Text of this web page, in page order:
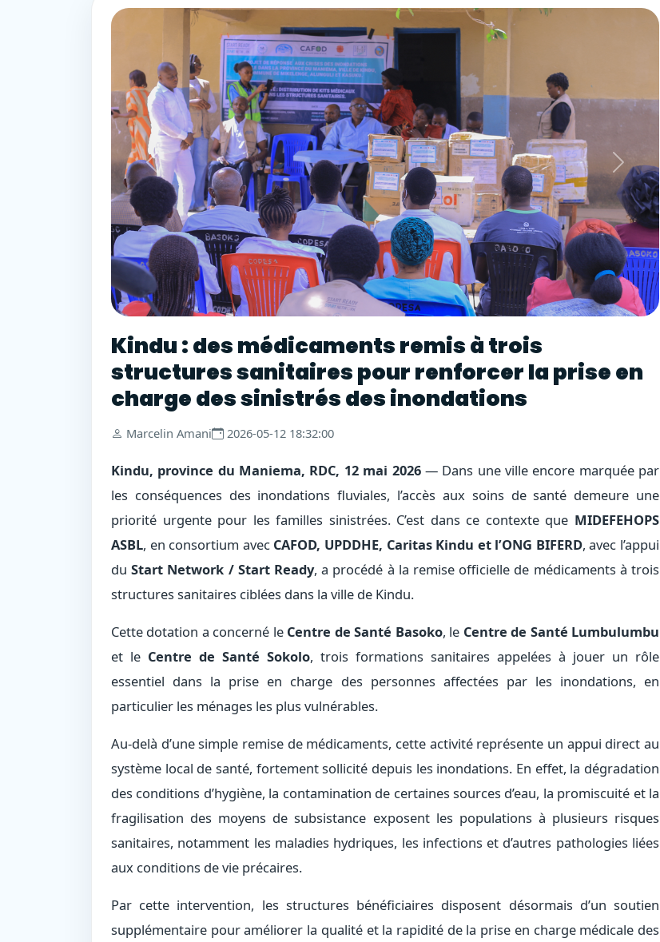
Kindu : des médicaments remis à trois
structures sanitaires pour renforcer la prise en
charge des sinistrés des inondations
Marcelin Amani 2026-05-12 18:32:00
Kindu, province du Maniema, RDC, 12 mai 2026— Dans une ville encore marquée par
les conséquences des inondations fluviales, l’accès aux soins de santé demeure une
priorité urgente pour les familles sinistrées. C’est dans ce contexte que MIDEFEHOPS
ASBL, en consortium avec CAFOD, UPDDHE, Caritas Kindu et l’ONG BIFERD, avec l’appui
duStart Network / Start Ready, a procédé à la remise officielle de médicaments à trois
structures sanitaires ciblées dans la ville de Kindu.
Cette dotation a concerné le Centre de Santé Basoko, le Centre de Santé Lumbulumbu
et le Centre de Santé Sokolo, trois formations sanitaires appelées à jouer un rôle
essentiel dans la prise en charge des personnes affectées par les inondations, en
particulier les ménages les plus vulnérables.
Au-delà d’une simple remise de médicaments, cette activité représente un appui direct au
système local de santé, fortement sollicité depuis les inondations. En effet, la dégradation
des conditions d’hygiène, la contamination de certaines sources d’eau, la promiscuité et la
fragilisation des moyens de subsistance exposent les populations à plusieurs risques
sanitaires, notamment les maladies hydriques, les infections et d’autres pathologies liées
aux conditions de vie précaires.
Par cette intervention, les structures bénéficiaires disposent désormais d’un soutien
supplémentaire pour améliorer la qualité et la rapidité de la prise en charge médicale des